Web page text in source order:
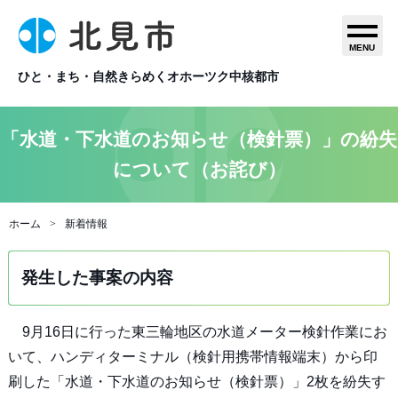
ひと・まち・自然きらめくオホーツク中核都市
MENU
「水道・下水道のお知らせ（検針票）」の紛失
について（お詫び）
ホーム 新着情報
発生した事案の内容
9月16日に行った東三輪地区の水道メーター検針作業にお
いて、ハンディターミナル（検針用携帯情報端末）から印
刷した「水道・下水道のお知らせ（検針票）」2枚を紛失す